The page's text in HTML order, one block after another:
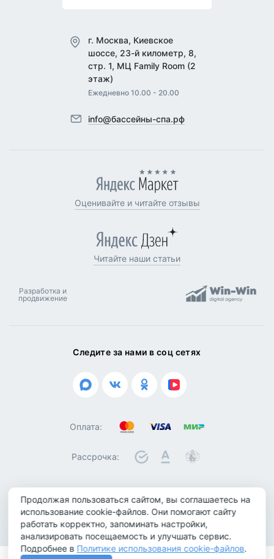
Продолжая пользоваться сайтом, вы соглашаетесь на
использование cookie-файлов. Они помогают сайту
работать корректно, запоминать настройки,
анализировать посещаемость и улучшать сервис.
Подробнее в Политике использования cookie-файлов.
Следите за нами в соц сетях
Оплата:
Рассрочка:
© 2026 ООО "Биотроника". Все права защищены
Политика конфиденциальности
Политика обработки персональных данных
Политика использования cookie-файлов
г. Москва, Киевское
шоссе, 23-й километр, 8,
стр. 1, МЦ Family Room (2
этаж)
Ежедневно 10.00 - 20.00
info@бассейны-спа.рф
Оценивайте и читайте отзывы
Читайте наши статьи
Разработка и
продвижение